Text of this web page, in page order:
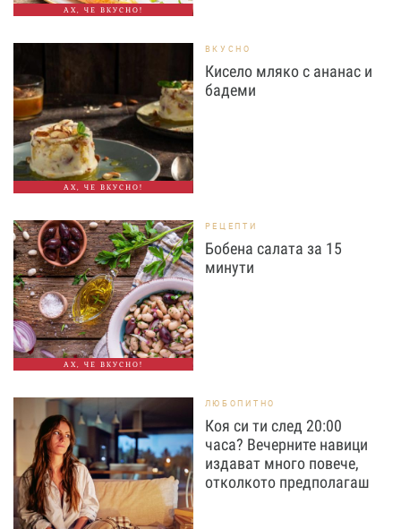
АХ, ЧЕ ВКУСНО!
АХ, ЧЕ ВКУСНО!
ВКУСНО
Кисело мляко с ананас и
бадеми
АХ, ЧЕ ВКУСНО!
РЕЦЕПТИ
Бобена салата за 15
минути
ЛЮБОПИТНО
Коя си ти след 20:00
часа? Вечерните навици
издават много повече,
отколкото предполагаш